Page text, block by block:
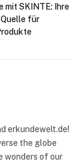
mit SKINTE: Ihre
für
erkundewelt.de!
the globe
wonders of our